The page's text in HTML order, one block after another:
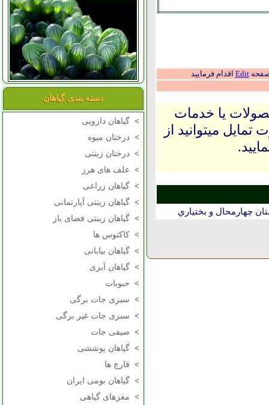
دسته بندی گیاهان
> گیاهان دارویی
> درختان میوه
> درختان زینتی
> علف های هرز
> گیاهان زراعی
> گیاهان زینتی آپارتمانی
> گیاهان زینتی فضای باز
> کاکتوس ها
> گیاهان بیابانی
> گیاهان آبزی
> حبوبات
> سبزی جات برگی
> سبزی جات غیر برگی
> صیفی جات
> گیاهان پوششی
> قارچ ها
> گیاهان بومی ایران
> مغزهای گیاهی
صفحهEdit اقدام فرمایید
یا خدمات
میتوانید از
چهارمحال و بختياري